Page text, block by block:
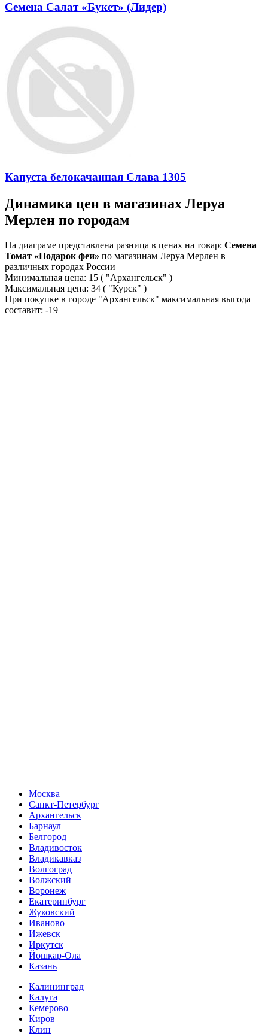
Семена Салат «Букет» (Лидер)
Капуста белокачанная Слава 1305
Динамика цен в магазинах Леруа
Мерлен по городам
На диаграме представлена разница в ценах на товар: Семена
Томат «Подарок феи» по магазинам Леруа Мерлен в
различных городах России
Минимальная цена: 15 ( "Архангельск" )
Максимальная цена: 34 ( "Курск" )
При покупке в городе "Архангельск" максимальная выгода
составит: -19
Москва
Санкт-Петербург
Архангельск
Барнаул
Белгород
Владивосток
Владикавказ
Волгоград
Волжский
Воронеж
Екатеринбург
Жуковский
Иваново
Ижевск
Иркутск
Йошкар-Ола
Казань
Калининград
Калуга
Кемерово
Киров
Клин